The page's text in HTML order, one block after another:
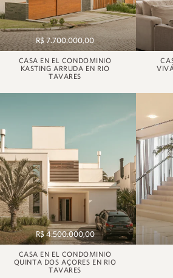
R$ 7.700.000,00
CASA EN EL CONDOMINIO
KASTING ARRUDA EN RIO
TAVARES
R$ 4.500.000,00
CASA EN EL CONDOMINIO
QUINTA DOS AÇORES EN RIO
TAVARES